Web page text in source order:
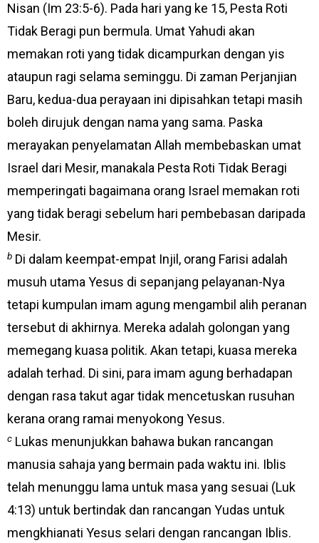
Nisan (Im 23:5-6). Pada hari yang ke 15, Pesta Roti
Tidak Beragi pun bermula. Umat Yahudi akan
memakan roti yang tidak dicampurkan dengan yis
ataupun ragi selama seminggu. Di zaman Perjanjian
Baru, kedua-dua perayaan ini dipisahkan tetapi masih
boleh dirujuk dengan nama yang sama. Paska
merayakan penyelamatan Allah membebaskan umat
Israel dari Mesir, manakala Pesta Roti Tidak Beragi
memperingati bagaimana orang Israel memakan roti
yang tidak beragi sebelum hari pembebasan daripada
Mesir.
b Di dalam keempat-empat Injil, orang Farisi adalah
musuh utama Yesus di sepanjang pelayanan-Nya
tetapi kumpulan imam agung mengambil alih peranan
tersebut di akhirnya. Mereka adalah golongan yang
memegang kuasa politik. Akan tetapi, kuasa mereka
adalah terhad. Di sini, para imam agung berhadapan
dengan rasa takut agar tidak mencetuskan rusuhan
kerana orang ramai menyokong Yesus.
c Lukas menunjukkan bahawa bukan rancangan
manusia sahaja yang bermain pada waktu ini. Iblis
telah menunggu lama untuk masa yang sesuai (Luk
4:13) untuk bertindak dan rancangan Yudas untuk
mengkhianati Yesus selari dengan rancangan Iblis.